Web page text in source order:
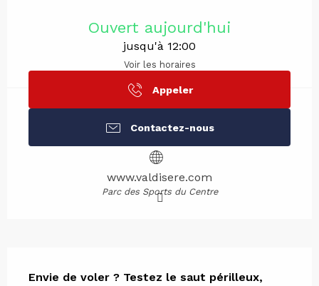
Ouvert aujourd'hui
jusqu'à 12:00
Voir les horaires
Appeler
Contactez-nous
www.valdisere.com
Parc des Sports du Centre
Envie de voler ? Testez le saut périlleux,